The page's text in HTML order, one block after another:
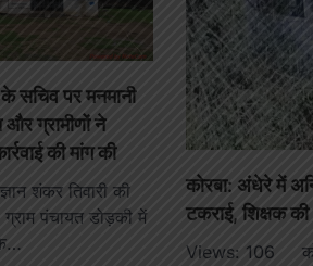
सचिव पर मनमानी
ग्रामीणों ने
की मांग की
शंकर तिवारी की
ग्राम पंचायत डोड़की में
कोरबा: अंधेरे में
टकराई, शिक्षक की
Views: 106